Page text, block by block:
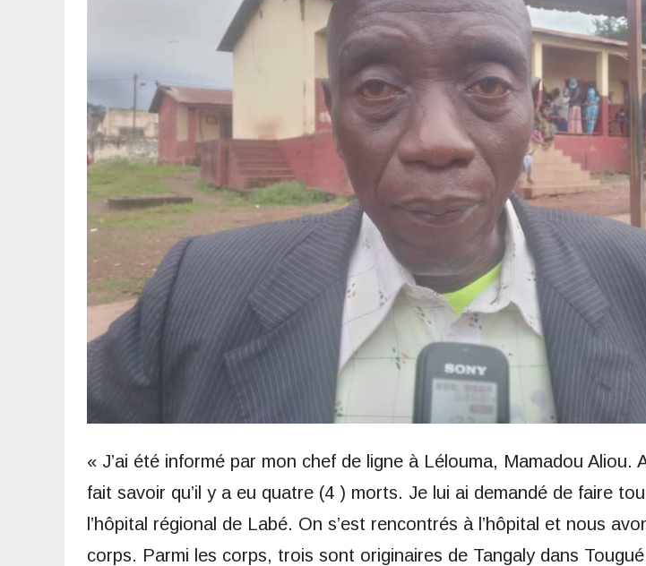
« J’ai été informé par mon chef de ligne à Lélouma, Mamadou Aliou.
fait savoir qu’il y a eu quatre (4 ) morts. Je lui ai demandé de faire
l’hôpital régional de Labé. On s’est rencontrés à l’hôpital et nous
corps. Parmi les corps, trois sont originaires de Tangaly dans